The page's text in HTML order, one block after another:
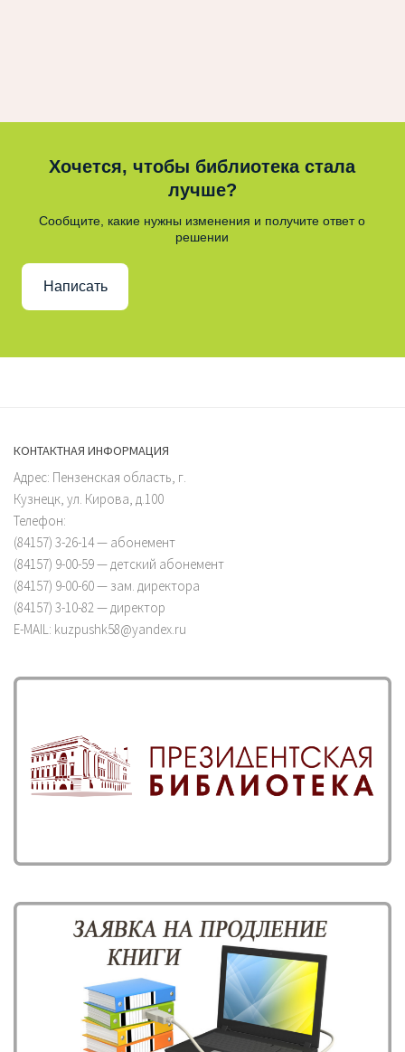
Хочется, чтобы библиотека стала
лучше?
Сообщите, какие нужны изменения и получите ответ о
решении
Написать
КОНТАКТНАЯ ИНФОРМАЦИЯ
Адрес: Пензенская область, г.
Кузнецк, ул. Кирова, д.100
Телефон:
(84157) 3-26-14 — абонемент
(84157) 9-00-59 — детский абонемент
(84157) 9-00-60 — зам. директора
(84157) 3-10-82 — директор
E-MAIL: kuzpushk58@yandex.ru